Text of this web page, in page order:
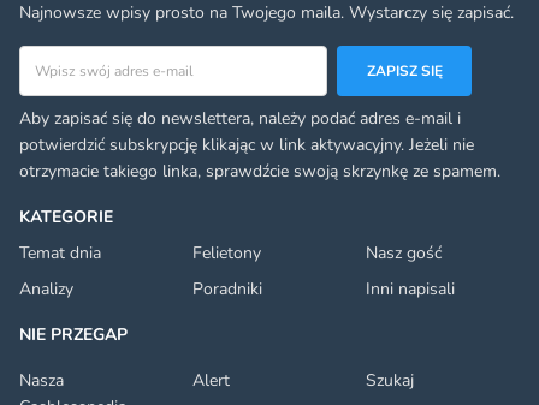
KATEGORIE
Temat dnia
Felietony
Nasz gość
Analizy
Poradniki
Inni napisali
NIE PRZEGAP
Nasza
Alert Szukaj
Najnowsze wpisy prosto na Twojego maila. Wystarczy się zapisać.
Adres email
ZAPISZ SIĘ
Aby zapisać się do newslettera, należy podać adres e-mail i
potwierdzić subskrypcję klikając w link aktywacyjny. Jeżeli nie
otrzymacie takiego linka, sprawdźcie swoją skrzynkę ze spamem.